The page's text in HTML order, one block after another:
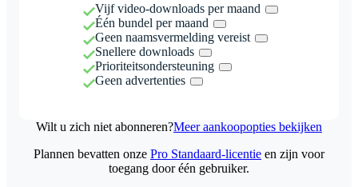
Vijf video-downloads per maand
Één bundel per maand
Geen naamsvermelding vereist
Snellere downloads
Prioriteitsondersteuning
Geen advertenties
Wilt u zich niet abonneren?Meer aankoopopties bekijken
Plannen bevatten onze Pro Standaard-licentie en zijn voor
toegang door één gebruiker.